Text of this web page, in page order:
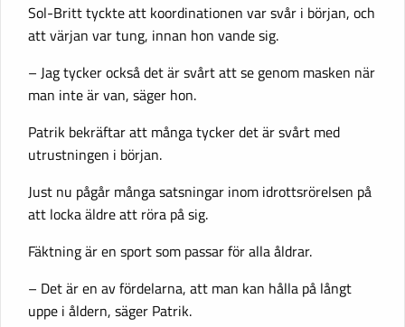
Sol-Britt tyckte att koordinationen var svår i början, och
att värjan var tung, innan hon vande sig.
– Jag tycker också det är svårt att se genom masken när
man inte är van, säger hon.
Patrik bekräftar att många tycker det är svårt med
utrustningen i början.
Just nu pågår många satsningar inom idrottsrörelsen på
att locka äldre att röra på sig.
Fäktning är en sport som passar för alla åldrar.
– Det är en av fördelarna, att man kan hålla på långt
uppe i åldern, säger Patrik.